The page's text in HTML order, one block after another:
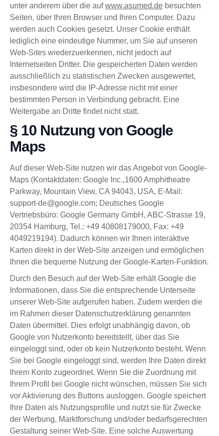
unter anderem über die aufwww.asumed.de besuchten
Seiten, über Ihren Browser und Ihren Computer. Dazu
werden auch Cookies gesetzt. Unser Cookie enthält
lediglich eine eindeutige Nummer, um Sie auf unseren
Web-Sites wiederzuerkennen, nicht jedoch auf
Internetseiten Dritter. Die gespeicherten Daten werden
ausschließlich zu statistischen Zwecken ausgewertet,
insbesondere wird die IP-Adresse nicht mit einer
bestimmten Person in Verbindung gebracht. Eine
Weitergabe an Dritte findet nicht statt.
§ 10 Nutzung von Google
Maps
Auf dieser Web-Site nutzen wir das Angebot von Google-
Maps (Kontaktdaten: Google Inc.,1600 Amphitheatre
Parkway, Mountain View, CA 94043, USA, E-Mail:
support-de@google.com; Deutsches Google
Vertriebsbüro: Google Germany GmbH, ABC-Strasse 19,
20354 Hamburg, Tel.: +49 40808179000, Fax: +49
4049219194). Dadurch können wir Ihnen interaktive
Karten direkt in der Web-Site anzeigen und ermöglichen
Ihnen die bequeme Nutzung der Google-Karten-Funktion.
Durch den Besuch auf der Web-Site erhält Google die
Informationen, dass Sie die entsprechende Unterseite
unserer Web-Site aufgerufen haben. Zudem werden die
im Rahmen dieser Datenschutzerklärung genannten
Daten übermittel. Dies erfolgt unabhängig davon, ob
Google von Nutzerkonto bereitstellt, über das Sie
eingeloggt sind, oder ob kein Nutzerkonto besteht. Wenn
Sie bei Google eingeloggt sind, werden Ihre Daten direkt
Ihrem Konto zugeordnet. Wenn Sie die Zuordnung mit
Ihrem Profil bei Google nicht wünschen, müssen Sie sich
vor Aktivierung des Buttons ausloggen. Google speichert
Ihre Daten als Nutzungsprofile und nutzt sie für Zwecke
der Werbung, Marktforschung und/oder bedarfsgerechten
Gestaltung seiner Web-Site. Eine solche Auswertung